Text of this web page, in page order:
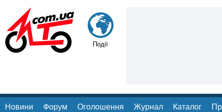
Події
Новини Форум Оголошення Журнал Каталог